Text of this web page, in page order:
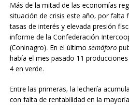
Más de la mitad de las economías
situación de crisis este año, por falta
tasas de interés y elevada presión
informe de la Confederación
(Coninagro). En el último semáforo
había el mes pasado 11
4 en verde.
Entre las primeras, la lechería
con falta de rentabilidad en la